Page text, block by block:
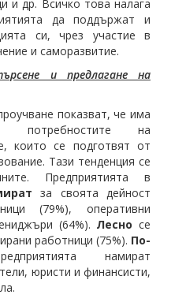
и др. Всичко това налага
да поддържат и
си, чрез участие в
и саморазвитие.
и предлагане на
показват, че има
потребностите на
които се подготвят от
Тази тенденция се
Предприятията в
за своята дейност
(79%), оперативни
(64%). Лесно се
работници (75%). По-
намират
юристи и финансисти,